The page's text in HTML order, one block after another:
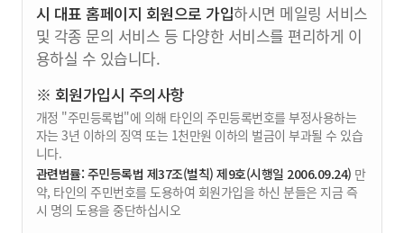
시 대표 홈페이지 회원으로 가입하시면 메일링 서비스
및 각종 문의 서비스 등 다양한 서비스를 편리하게 이
용하실 수 있습니다.
※ 회원가입시 주의사항
개정 "주민등록법"에 의해 타인의 주민등록번호를 부정사용하는
자는 3년 이하의 징역 또는 1천만원 이하의 벌금이 부과될 수 있습
니다.
관련법률: 주민등록법 제37조(벌칙) 제9호(시행일 2006.09.24) 만
약, 타인의 주민번호를 도용하여 회원가입을 하신 분들은 지금 즉
시 명의 도용을 중단하십시오